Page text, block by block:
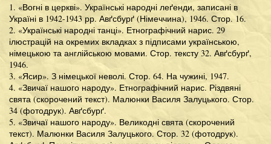
1. «Вогні в церкві». Українські народні леґенди, записані в
Україні в 1942-1943 рр. Авґсбурґ (Німеччина), 1946. Стор. 16.
2. «Українські народні танці». Етнографічний нарис. 29
ілюстрацій на окремих вкладках з підписами українською,
німецькою та англійською мовами. Стор. тексту 32. Авґсбурґ,
1946.
3. «Ясир». З німецької неволі. Стор. 64. На чужині, 1947.
4. «Звичаї нашого народу». Етнографічний нарис. Різдвяні
свята (скорочений текст). Малюнки Василя Залуцького. Стор.
34 (фотодрук). Авґсбурґ.
5. «Звичаї нашого народу». Великодні свята (скорочений
текст). Малюнки Василя Залуцького. Стор. 32 (фотодрук).